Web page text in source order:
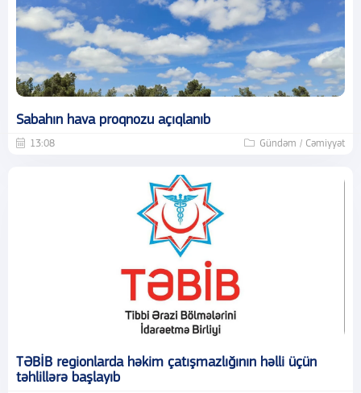
Sabahın hava proqnozu açıqlanıb
13:08 Gündəm / Cəmiyyət
TƏBİB regionlarda həkim çatışmazlığının həlli üçün
təhlillərə başlayıb